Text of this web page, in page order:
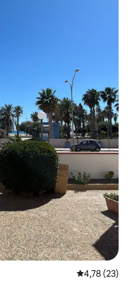
Средна
4,78 (23)